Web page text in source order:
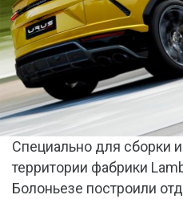
Специально для сборки
территории фабрики
Болоньезе построили